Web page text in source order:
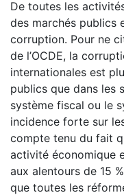
De toutes les
des marchés publics
corruption. Pour ne
de l’OCDE, la
internationales est
publics que dans les
système fiscal ou le
incidence forte sur
compte tenu du fait
activité économique
aux alentours de 15
que toutes les